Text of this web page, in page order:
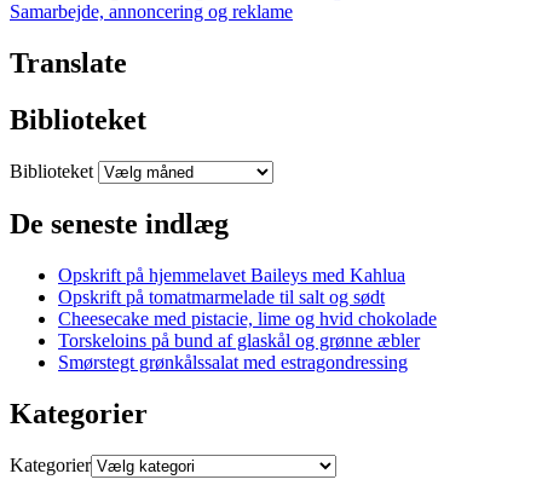
Samarbejde, annoncering og reklame
Translate
Biblioteket
Biblioteket
De seneste indlæg
Opskrift på hjemmelavet Baileys med Kahlua
Opskrift på tomatmarmelade til salt og sødt
Cheesecake med pistacie, lime og hvid chokolade
Torskeloins på bund af glaskål og grønne æbler
Smørstegt grønkålssalat med estragondressing
Kategorier
Kategorier